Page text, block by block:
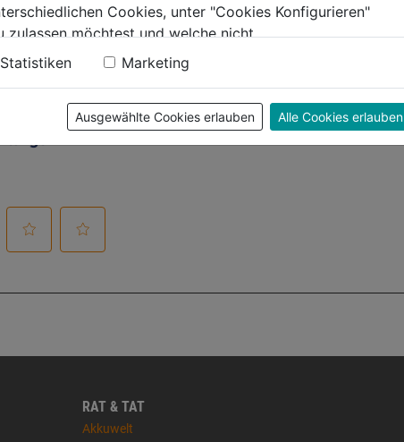
RAT & TAT
Akkuwelt
Cookies, unter "Cookies Konfigurieren"
zulassen möchtest und welche nicht.
Datenschutzerklärung
Statistiken Marketing
Ausgewählte Cookies erlauben Alle Cookies erlauben